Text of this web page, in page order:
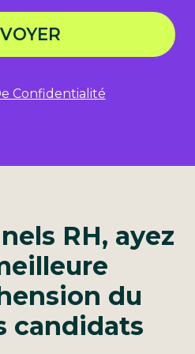
Confidentialité
RH, ayez
du
candidats